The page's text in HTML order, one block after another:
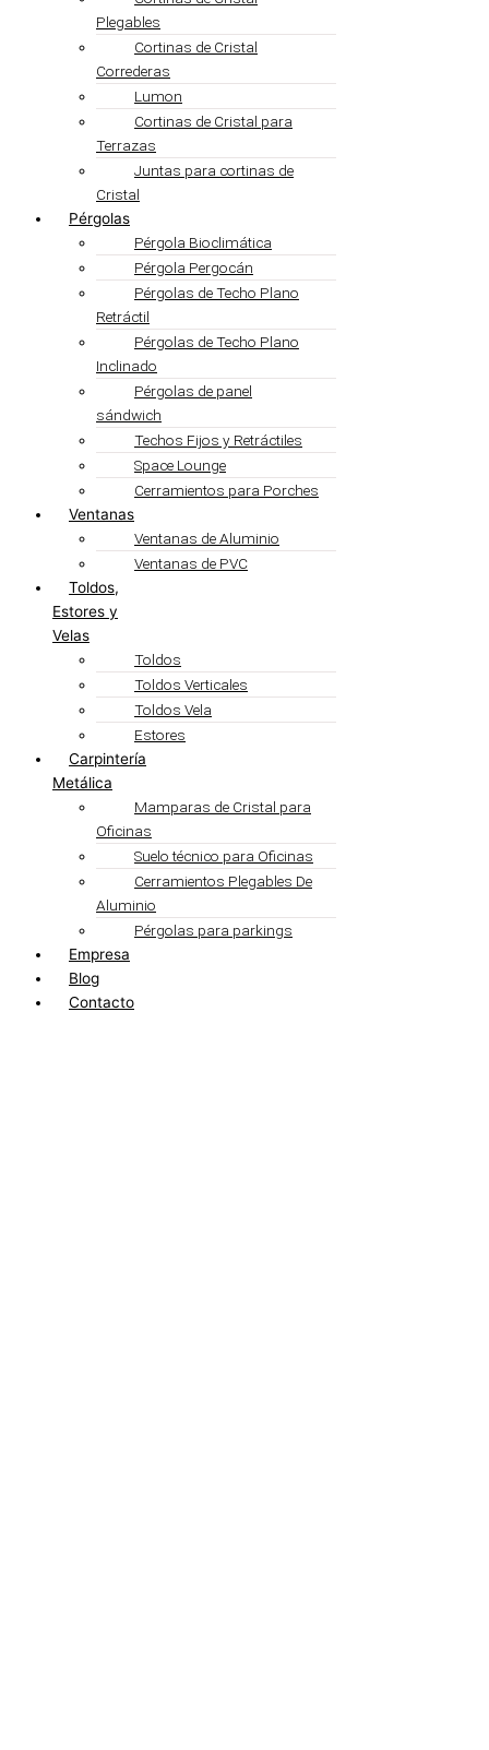
Plegables
Cortinas de Cristal
Correderas
Lumon
Cortinas de Cristal para
Terrazas
Juntas para cortinas de
Cristal
Pérgolas
Pérgola Bioclimática
Pérgola Pergocán
Pérgolas de Techo Plano
Retráctil
Pérgolas de Techo Plano
Inclinado
Pérgolas de panel
sándwich
Techos Fijos y Retráctiles
Space Lounge
Cerramientos para Porches
Ventanas
Ventanas de Aluminio
Ventanas de PVC
Toldos,
Estores y
Velas
Toldos
Toldos Verticales
Toldos Vela
Estores
Carpintería
Metálica
Mamparas de Cristal para
Oficinas
Suelo técnico para Oficinas
Cerramientos Plegables De
Aluminio
Pérgolas para parkings
Empresa
Blog
Contacto